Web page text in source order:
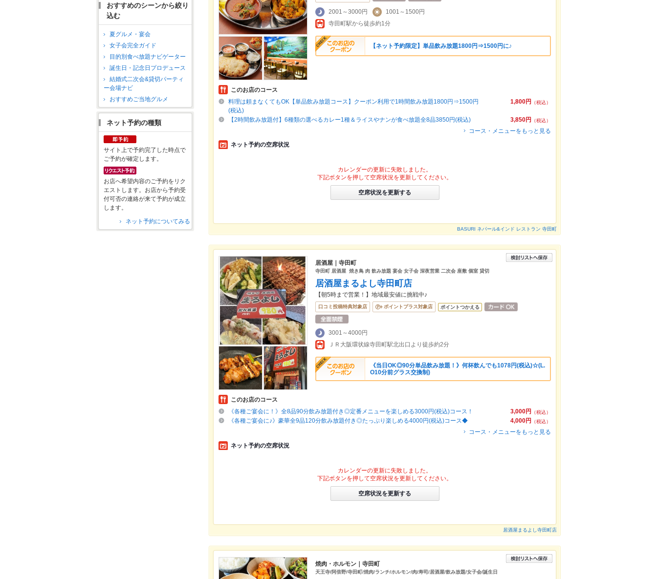
おすすめのシーンから絞り
込む
夏グルメ・宴会
女子会完全ガイド
目的別食べ放題ナビゲーター
誕生日・記念日プロデュース
結婚式二次会&貸切パーティ
ー会場ナビ
おすすめご当地グルメ
ネット予約の種類
サイト上で予約完了した時点で
ご予約が確定します。
お店へ希望内容のご予約をリク
エストします。お店から予約受
付可否の連絡が来て予約が成立
します。
ネット予約についてみる
2001～3000円
1001～1500円
寺田町駅から徒歩約1分
【ネット予約限定】単品飲み放題1800円⇒1500円に♪
このお店のコース
1,800円
（税込）
料理は頼まなくてもOK【単品飲み放題コース】クーポン利用で1時間飲み放題1800円⇒1500円
(税込)
3,850円
（税込）
【2時間飲み放題付】6種類の選べるカレー1種＆ライスやナンが食べ放題全8品3850円(税込)
コース・メニューをもっと見る
ネット予約の空席状況
カレンダーの更新に失敗しました。
下記ボタンを押して空席状況を更新してください。
空席状況を更新する
BASURI ネパール&インド レストラン 寺田町
居酒屋｜寺田町
寺田町 居酒屋 焼き鳥 肉 飲み放題 宴会 女子会 深夜営業 二次会 座敷 個室 貸切
居酒屋まるよし寺田町店
【朝5時まで営業！】地域最安値に挑戦中♪
口コミ投稿特典対象店 ポイントプラス対象店 ポイントつかえる
3001～4000円
ＪＲ大阪環状線寺田町駅北出口より徒歩約2分
《当日OK◎90分単品飲み放題！》何杯飲んでも1078円(税込)☆(L.
O10分前グラス交換制)
このお店のコース
3,000円
（税込）
《各種ご宴会に！》全8品90分飲み放題付き◎定番メニューを楽しめる3000円(税込)コース！
4,000円
（税込）
《各種ご宴会に♪》豪華全9品120分飲み放題付き◎たっぷり楽しめる4000円(税込)コース◆
コース・メニューをもっと見る
ネット予約の空席状況
カレンダーの更新に失敗しました。
下記ボタンを押して空席状況を更新してください。
空席状況を更新する
居酒屋まるよし寺田町店
焼肉・ホルモン｜寺田町
天王寺/阿倍野/寺田町/焼肉/ランチ/ホルモン/肉/寿司/居酒屋/飲み放題/女子会/誕生日